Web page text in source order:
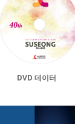
DVD 데이터